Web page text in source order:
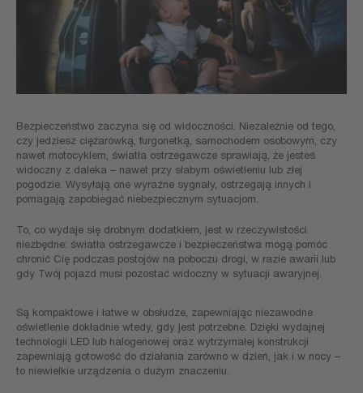
Bezpieczeństwo zaczyna się od widoczności. Niezależnie od tego,
czy jedziesz ciężarówką, furgonetką, samochodem osobowym, czy
nawet motocyklem, światła ostrzegawcze sprawiają, że jesteś
widoczny z daleka – nawet przy słabym oświetleniu lub złej
pogodzie. Wysyłają one wyraźne sygnały, ostrzegają innych i
pomagają zapobiegać niebezpiecznym sytuacjom.
To, co wydaje się drobnym dodatkiem, jest w rzeczywistości
niezbędne: światła ostrzegawcze i bezpieczeństwa mogą pomóc
chronić Cię podczas postojów na poboczu drogi, w razie awarii lub
gdy Twój pojazd musi pozostać widoczny w sytuacji awaryjnej.
Są kompaktowe i łatwe w obsłudze, zapewniając niezawodne
oświetlenie dokładnie wtedy, gdy jest potrzebne. Dzięki wydajnej
technologii LED lub halogenowej oraz wytrzymałej konstrukcji
zapewniają gotowość do działania zarówno w dzień, jak i w nocy –
to niewielkie urządzenia o dużym znaczeniu.